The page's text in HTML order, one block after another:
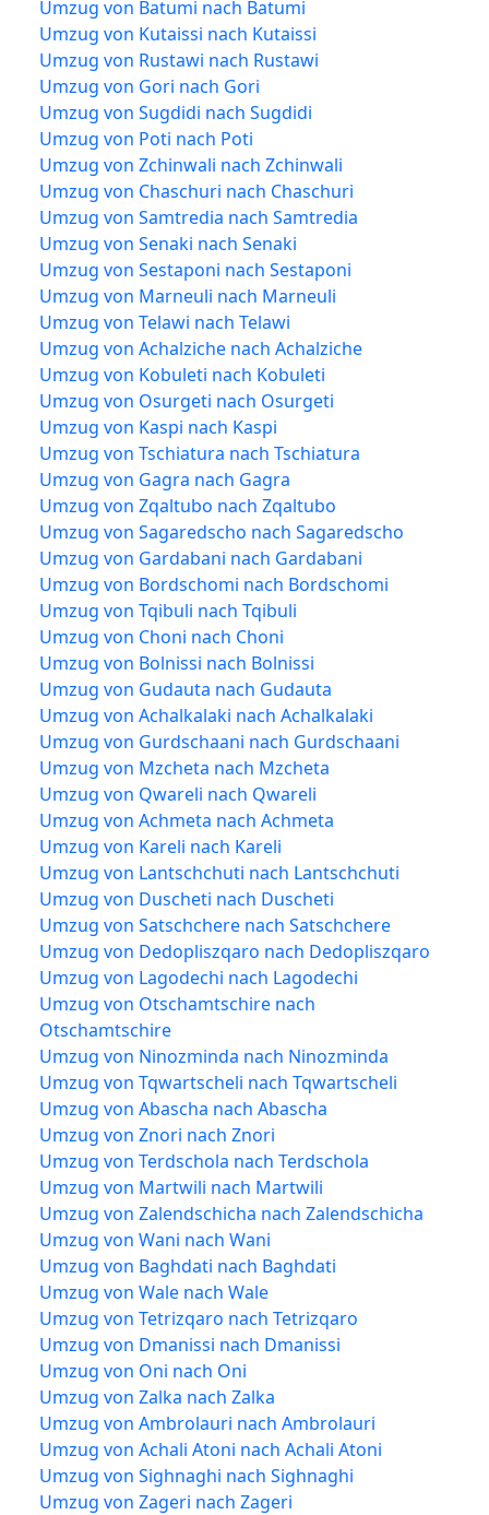
Umzug von Batumi nach Batumi
Umzug von Kutaissi nach Kutaissi
Umzug von Rustawi nach Rustawi
Umzug von Gori nach Gori
Umzug von Sugdidi nach Sugdidi
Umzug von Poti nach Poti
Umzug von Zchinwali nach Zchinwali
Umzug von Chaschuri nach Chaschuri
Umzug von Samtredia nach Samtredia
Umzug von Senaki nach Senaki
Umzug von Sestaponi nach Sestaponi
Umzug von Marneuli nach Marneuli
Umzug von Telawi nach Telawi
Umzug von Achalziche nach Achalziche
Umzug von Kobuleti nach Kobuleti
Umzug von Osurgeti nach Osurgeti
Umzug von Kaspi nach Kaspi
Umzug von Tschiatura nach Tschiatura
Umzug von Gagra nach Gagra
Umzug von Zqaltubo nach Zqaltubo
Umzug von Sagaredscho nach Sagaredscho
Umzug von Gardabani nach Gardabani
Umzug von Bordschomi nach Bordschomi
Umzug von Tqibuli nach Tqibuli
Umzug von Choni nach Choni
Umzug von Bolnissi nach Bolnissi
Umzug von Gudauta nach Gudauta
Umzug von Achalkalaki nach Achalkalaki
Umzug von Gurdschaani nach Gurdschaani
Umzug von Mzcheta nach Mzcheta
Umzug von Qwareli nach Qwareli
Umzug von Achmeta nach Achmeta
Umzug von Kareli nach Kareli
Umzug von Lantschchuti nach Lantschchuti
Umzug von Duscheti nach Duscheti
Umzug von Satschchere nach Satschchere
Umzug von Dedopliszqaro nach Dedopliszqaro
Umzug von Lagodechi nach Lagodechi
Umzug von Otschamtschire nach
Otschamtschire
Umzug von Ninozminda nach Ninozminda
Umzug von Tqwartscheli nach Tqwartscheli
Umzug von Abascha nach Abascha
Umzug von Znori nach Znori
Umzug von Terdschola nach Terdschola
Umzug von Martwili nach Martwili
Umzug von Zalendschicha nach Zalendschicha
Umzug von Wani nach Wani
Umzug von Baghdati nach Baghdati
Umzug von Wale nach Wale
Umzug von Tetrizqaro nach Tetrizqaro
Umzug von Dmanissi nach Dmanissi
Umzug von Oni nach Oni
Umzug von Zalka nach Zalka
Umzug von Ambrolauri nach Ambrolauri
Umzug von Achali Atoni nach Achali Atoni
Umzug von Sighnaghi nach Sighnaghi
Umzug von Zageri nach Zageri